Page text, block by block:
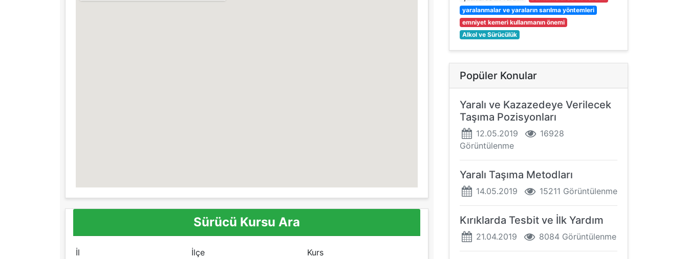
Sürücü Kursu Ara
İl İlçe Kurs
yaralanmalar ve yaraların sarılma yöntemleri
emniyet kemeri kullanmanın önemi
Alkol ve Sürücülük
Popüler Konular
Yaralı ve Kazazedeye Verilecek
Taşıma Pozisyonları
12.05.2019
16928
Görüntülenme
Yaralı Taşıma Metodları
14.05.2019 15211 Görüntülenme
Kırıklarda Tesbit ve İlk Yardım
21.04.2019 8084 Görüntülenme